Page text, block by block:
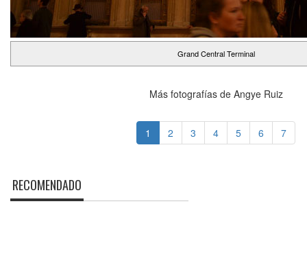
Grand Central Terminal
Más fotografías de Angye Ruiz
1 2 3 4 5 6 7
RECOMENDADO